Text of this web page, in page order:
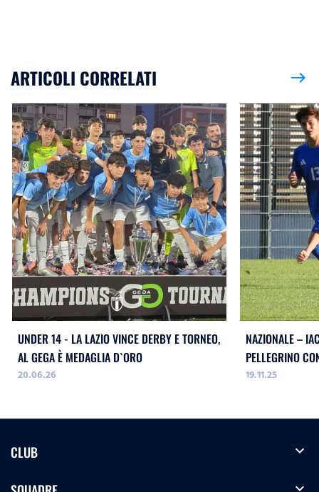
ARTICOLI CORRELATI east
UNDER 14 - LA LAZIO VINCE DERBY E TORNEO,
AL GEGA È MEDAGLIA D`ORO
20.06.26
NAZIONALE –
PELLEGRINO
NATALE
19.11.25
CLUB expand_more
expand_more